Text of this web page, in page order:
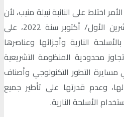
اختلط على النائبة نبيلة منيب، لأن
البرلمان صوت في 25 من تشرين الأول/ أكتوبر سنة 2022، على
86.21 يتعلق بالأسلحة النارية وأجزائها وعناصرها
محدودية المنظومة التشريعية
مسايرة التطور التكنولوجي وأصناف
وعدم قدرتها على تأطير جميع
الأسلحة النارية.